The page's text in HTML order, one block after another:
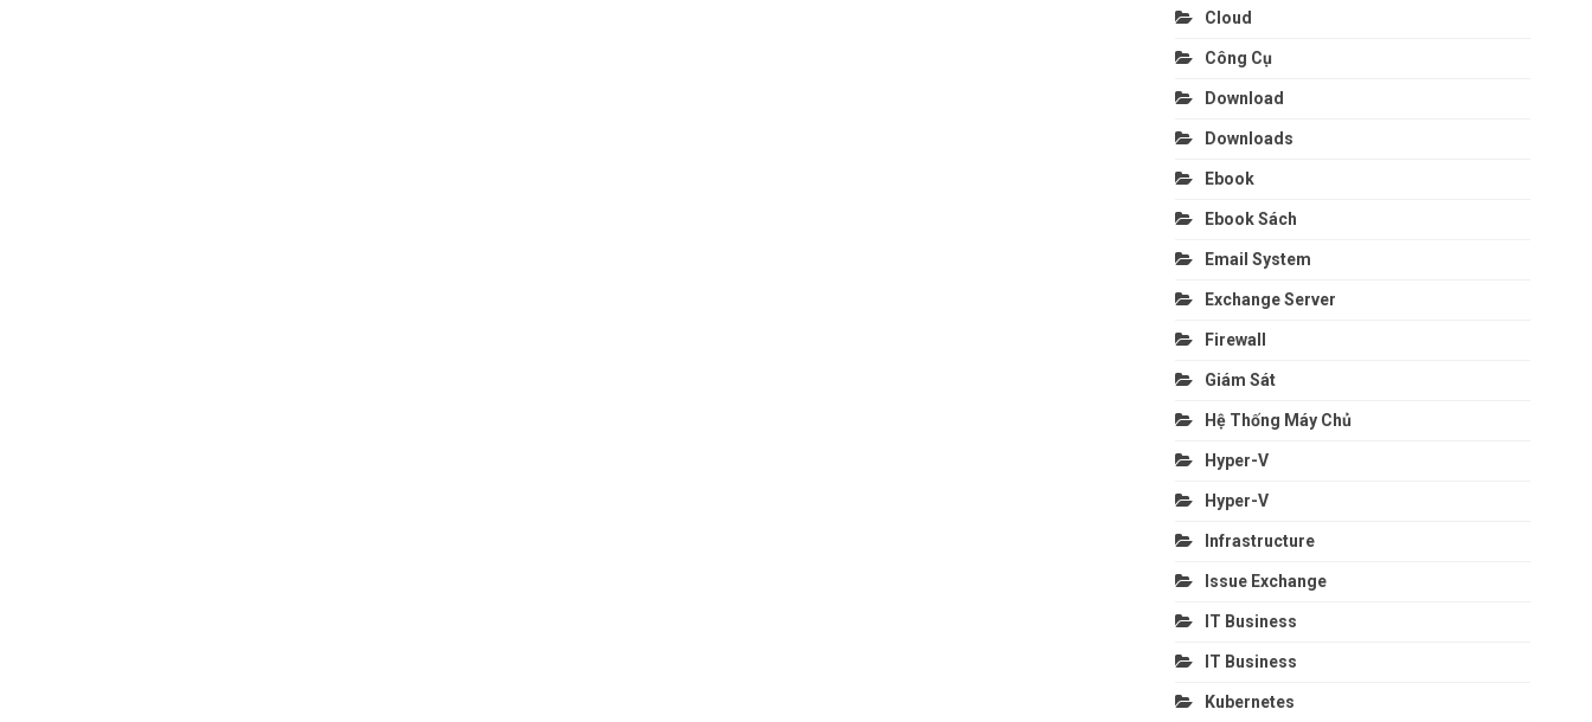
Cloud
Công Cụ
Download
Downloads
Ebook
Ebook Sách
Email System
Exchange Server
Firewall
Giám Sát
Hệ Thống Máy Chủ
Hyper-V
Hyper-V
Infrastructure
Issue Exchange
IT Business
IT Business
Kubernetes